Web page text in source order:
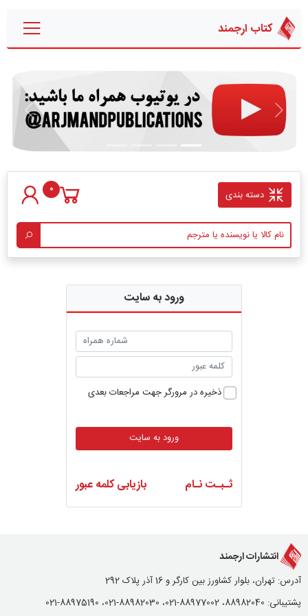
کتاب ارجمند
قبلی بعدی
دسته بندی 0
ورود به سایت
ذخیره در مرورگر جهت مراجعات بعدی
ورود به سایت
ثـبـت نـام بازیابی کلمه عبور
انتشارات ارجمند
آدرس: تهران، بلوار کشاورز بین کارگر و 16 آذر پلاک 292
پشتیبانی: 88982040، 88977002-021، 88982030-021، 88975190-021